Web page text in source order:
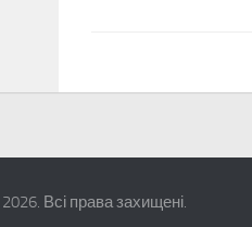
Всі права захищені.